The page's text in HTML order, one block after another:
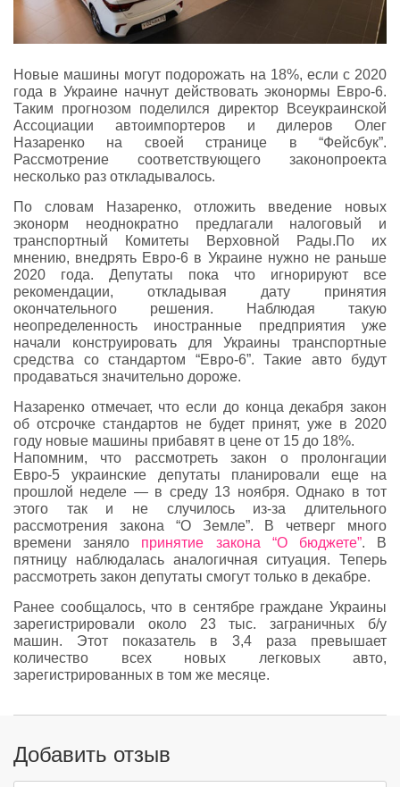
Новые машины могут подорожать на 18%, если с 2020
года в Украине начнут действовать эконормы Евро-6.
Таким прогнозом поделился директор Всеукраинской
Ассоциации автоимпортеров и дилеров Олег
Назаренко на своей странице в “Фейсбук”.
Рассмотрение соответствующего законопроекта
несколько раз откладывалось.
По словам Назаренко, отложить введение новых
эконорм неоднократно предлагали налоговый и
транспортный Комитеты Верховной Рады.По их
мнению, внедрять Евро-6 в Украине нужно не раньше
2020 года. Депутаты пока что игнорируют все
рекомендации, откладывая дату принятия
окончательного решения. Наблюдая такую
неопределенность иностранные предприятия уже
начали конструировать для Украины транспортные
средства со стандартом “Евро-6”. Такие авто будут
продаваться значительно дороже.
Назаренко отмечает, что если до конца декабря закон
об отсрочке стандартов не будет принят, уже в 2020
году новые машины прибавят в цене от 15 до 18%.
Напомним, что рассмотреть закон о пролонгации
Евро-5 украинские депутаты планировали еще на
прошлой неделе — в среду 13 ноября. Однако в тот
этого так и не случилось из-за длительного
рассмотрения закона “О Земле”. В четверг много
времени заняло принятие закона “О бюджете”. В
пятницу наблюдалась аналогичная ситуация. Теперь
рассмотреть закон депутаты смогут только в декабре.
Ранее сообщалось, что в сентябре граждане Украины
зарегистрировали около 23 тыс. заграничных б/у
машин. Этот показатель в 3,4 раза превышает
количество всех новых легковых авто,
зарегистрированных в том же месяце.
Добавить отзыв